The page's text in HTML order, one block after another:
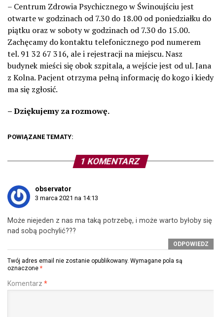
– Centrum Zdrowia Psychicznego w Świnoujściu jest
otwarte w godzinach od 7.30 do 18.00 od poniedziałku do
piątku oraz w soboty w godzinach od 7.30 do 15.00.
Zachęcamy do kontaktu telefonicznego pod numerem
tel. 91 32 67 316, ale i rejestracji na miejscu. Nasz
budynek mieści się obok szpitala, a wejście jest od ul. Jana
z Kolna. Pacjent otrzyma pełną informację do kogo i kiedy
ma się zgłosić.
– Dziękujemy za rozmowę.
POWIĄZANE TEMATY:
1 KOMENTARZ
observator
3 marca 2021 na 14:13
Może niejeden z nas ma taką potrzebę, i może warto byłoby się
nad sobą pochylić???
ODPOWIEDZ
Twój adres email nie zostanie opublikowany. Wymagane pola są
oznaczone *
Komentarz *